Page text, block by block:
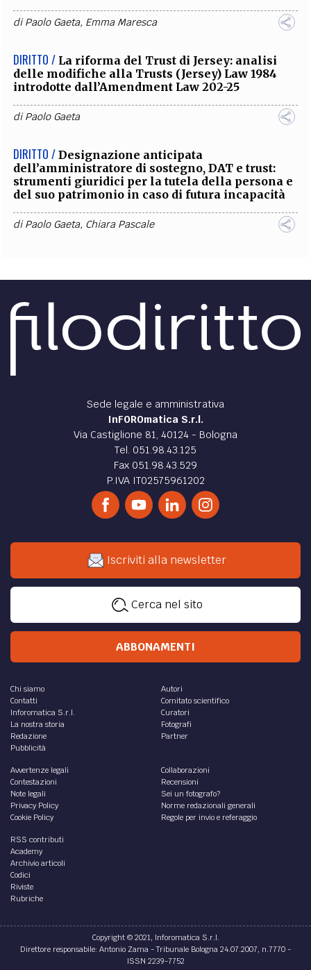
diPaolo Gaeta, Emma Maresca
DIRITTO / La riforma del Trust di Jersey: analisi
delle modifiche alla Trusts (Jersey) Law 1984
introdotte dall’Amendment Law 202-25
diPaolo Gaeta
DIRITTO / Designazione anticipata
dell’amministratore di sostegno, DAT e trust:
strumenti giuridici per la tutela della persona e
del suo patrimonio in caso di futura incapacità
diPaolo Gaeta, Chiara Pascale
Sede legale e amministrativa
InFOROmatica S.r.l.
Via Castiglione 81, 40124 - Bologna
Tel. 051.98.43.125
Fax 051.98.43.529
P.IVA IT02575961202
Iscriviti alla newsletter
Cerca nel sito
ABBONAMENTI
Chi siamo
Contatti
Inforomatica S.r.l.
La nostra storia
Redazione
Pubblicità
Autori
Comitato scientifico
Curatori
Fotografi
Partner
Avvertenze legali
Contestazioni
Note legali
Privacy Policy
Cookie Policy
Collaborazioni
Recensioni
Sei un fotografo?
Norme redazionali generali
Regole per invio e referaggio
RSS contributi
Academy
Archivio articoli
Codici
Riviste
Rubriche
Copyright © 2021, Inforomatica S.r.l.
Direttore responsabile: Antonio Zama - Tribunale Bologna 24.07.2007, n.7770 -
ISSN 2239-7752